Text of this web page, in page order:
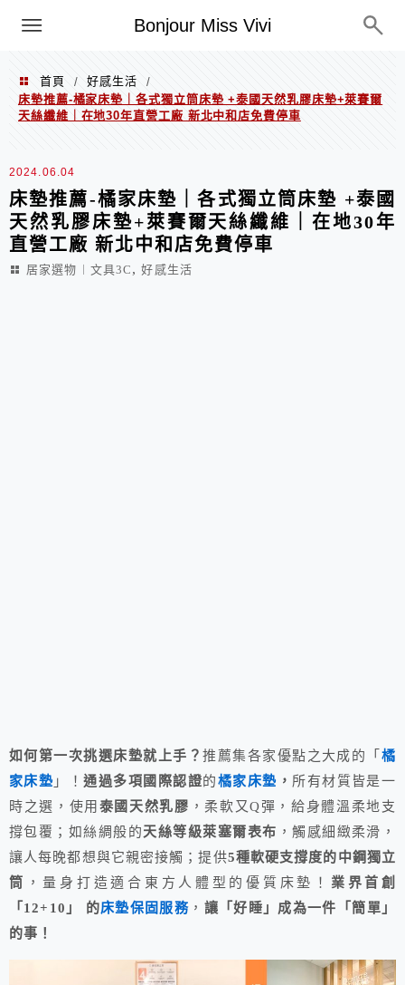
Bonjour Miss Vivi
選單
首頁 / 好感生活
/
床墊推薦-橘家床墊｜各式獨立筒床墊 +泰國天然乳膠床墊+萊賽爾
天絲纖維｜在地30年直營工廠 新北中和店免費停車
2024.06.04
床墊推薦-橘家床墊｜各式獨立筒床墊 +泰國
天然乳膠床墊+萊賽爾天絲纖維｜在地30年
直營工廠 新北中和店免費停車
居家選物︱文具3C ,好感生活
如何第一次挑選床墊就上手？推薦集各家優點之大成的「 橘
家床墊 」！通過多項國際認證的橘家床墊 ， 所有材質皆是一
時之選，使用 泰國天然乳膠 ，柔軟又Q彈，給身體溫柔地支
撐包覆；如絲綢般的天絲等級萊塞爾表布 ，觸感細緻柔滑，
讓人每晚都想與它親密接觸；提供5種軟硬支撐度的中鋼獨立
筒
，量身打造適合東方人體型的優質床墊！ 業界首創
「12+10」 的床墊保固服務 ， 讓「好睡」成為一件「簡單」
的事！